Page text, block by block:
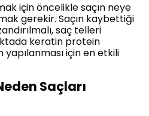
için öncelikle saçın neye
gerekir. Saçın kaybettiği
saç telleri
keratin protein
yapılanması için en etkili
Saçları